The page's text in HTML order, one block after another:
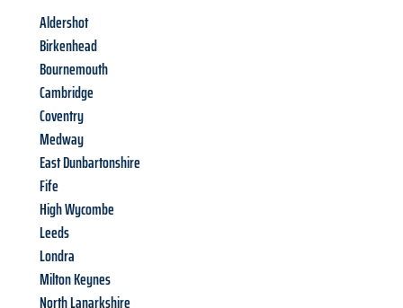
Aldershot
Birkenhead
Bournemouth
Cambridge
Coventry
Medway
East Dunbartonshire
Fife
High Wycombe
Leeds
Londra
Milton Keynes
North Lanarkshire